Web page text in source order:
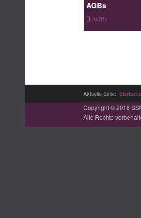
AGBs
AGBs
Aktuelle Seite: Startseite
Copyright © 2018
Alle Rechte